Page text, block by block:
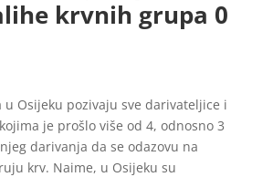
krvnih grupa 0
u Osijeku pozivaju sve darivateljice i
je prošlo više od 4, odnosno 3
darivanja da se odazovu na
krv. Naime, u Osijeku su